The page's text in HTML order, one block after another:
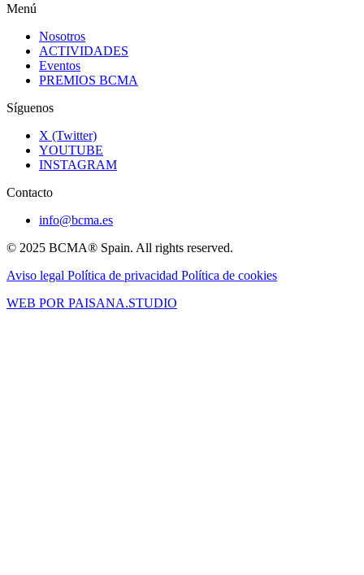
Menú
Nosotros
ACTIVIDADES
Eventos
PREMIOS BCMA
Síguenos
X (Twitter)
YOUTUBE
INSTAGRAM
Contacto
info@bcma.es
© 2025 BCMA® Spain. All rights reserved.
Aviso legal Política de privacidad Política de cookies
WEB POR PAISANA.STUDIO